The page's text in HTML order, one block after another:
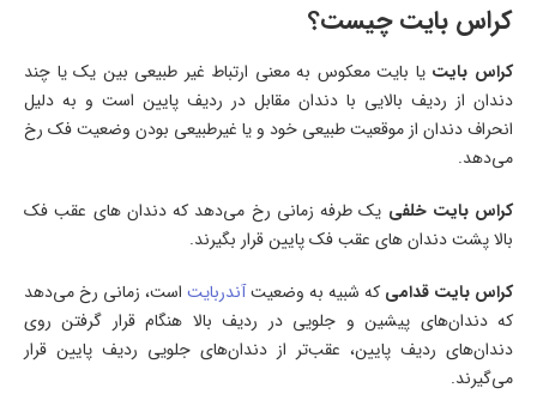
کراس بایت چیست؟
کراس بایت یا بایت معکوس به معنی ارتباط غیر طبیعی بین یک یا چند
دندان از ردیف بالایی با دندان مقابل در ردیف پایین است و به دلیل
انحراف دندان از موقعیت طبیعی خود و یا غیرطبیعی بودن وضعیت فک رخ
می‌دهد.
کراس بایت خلفی یک طرفه زمانی رخ می‌دهد که دندان های عقب فک
بالا پشت دندان های عقب فک پایین قرار بگیرند.
کراس بایت قدامی که شبیه به وضعیتآندربایت است، زمانی رخ می‌دهد
که دندان‌های پیشین و جلویی در ردیف بالا هنگام قرار گرفتن روی
دندان‌های ردیف پایین، عقب‌تر از دندان‌های جلویی ردیف پایین قرار
می‌گیرند.